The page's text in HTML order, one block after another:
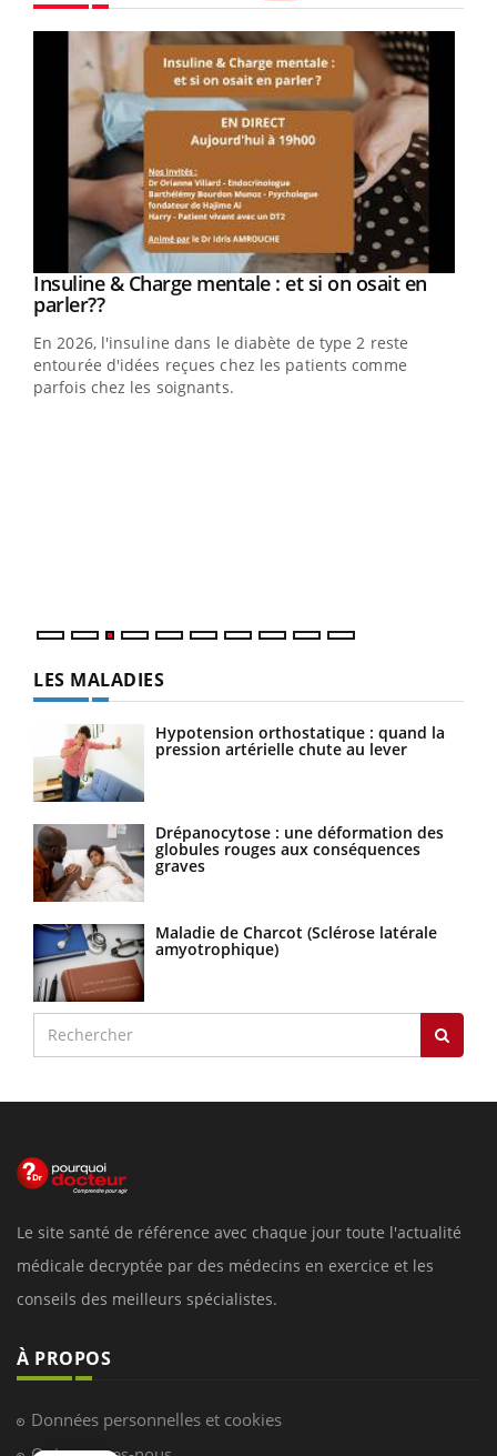
Youtube
Insuline & Charge mentale : et si on osait en
parler??Youtube
En 2026, l'insuline dans le diabète de type 2 reste
entourée d'idées reçues chez les patients comme
parfois chez les soignants.
LES MALADIES
Hypotension orthostatique : quand la
pression artérielle chute au lever
Drépanocytose : une déformation des
globules rouges aux conséquences
graves
Maladie de Charcot (Sclérose latérale
amyotrophique)
Le site santé de référence avec chaque jour toute l'actualité
médicale decryptée par des médecins en exercice et les
conseils des meilleurs spécialistes.
À PROPOS
Données personnelles et cookies